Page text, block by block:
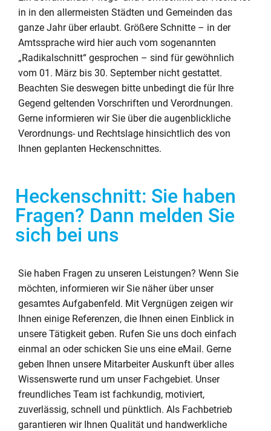
in in den allermeisten Städten und Gemeinden das
ganze Jahr über erlaubt. Größere Schnitte – in der
Amtssprache wird hier auch vom sogenannten
„Radikalschnitt“ gesprochen – sind für gewöhnlich
vom 01. März bis 30. September nicht gestattet.
Beachten Sie deswegen bitte unbedingt die für Ihre
Gegend geltenden Vorschriften und Verordnungen.
Gerne informieren wir Sie über die augenblickliche
Verordnungs- und Rechtslage hinsichtlich des von
Ihnen geplanten Heckenschnittes.
Heckenschnitt: Sie haben
Fragen? Dann melden Sie
sich bei uns
Sie haben Fragen zu unseren Leistungen? Wenn Sie
möchten, informieren wir Sie näher über unser
gesamtes Aufgabenfeld. Mit Vergnügen zeigen wir
Ihnen einige Referenzen, die Ihnen einen Einblick in
unsere Tätigkeit geben. Rufen Sie uns doch einfach
einmal an oder schicken Sie uns eine eMail. Gerne
geben Ihnen unsere Mitarbeiter Auskunft über alles
Wissenswerte rund um unser Fachgebiet. Unser
freundliches Team ist fachkundig, motiviert,
zuverlässig, schnell und pünktlich. Als Fachbetrieb
garantieren wir Ihnen Qualität und handwerkliche